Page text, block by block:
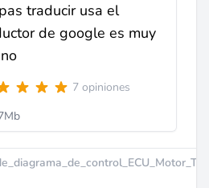
traducir usa el
de google es muy
7 opiniones